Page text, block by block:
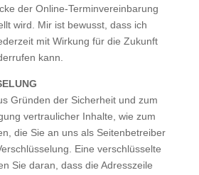
der Online-Terminvereinbarung
wird. Mir ist bewusst, dass ich
mit Wirkung für die Zukunft
kann.
Gründen der Sicherheit und zum
vertraulicher Inhalte, wie zum
die Sie an uns als Seitenbetreiber
Eine verschlüsselte
Sie daran, dass die Adresszeile